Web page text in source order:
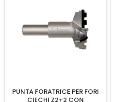
PUNTA FORATRICE PER FORI
CIECHI Z2+2 CON